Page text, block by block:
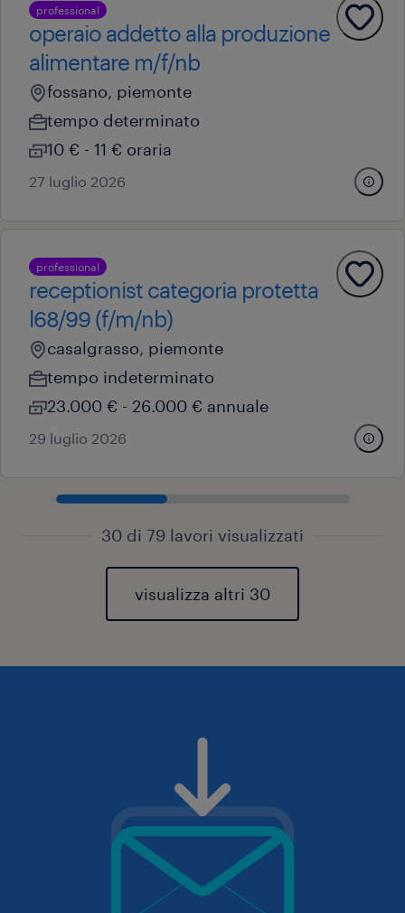
professional
operaio addetto alla produzione
alimentare m/f/nb
fossano, piemonte
tempo determinato
10 € - 11 € oraria
27 luglio 2026
professional
receptionist categoria protetta
l68/99 (f/m/nb)
casalgrasso, piemonte
tempo indeterminato
23.000 € - 26.000 € annuale
29 luglio 2026
30 di 79 lavori visualizzati
visualizza altri 30